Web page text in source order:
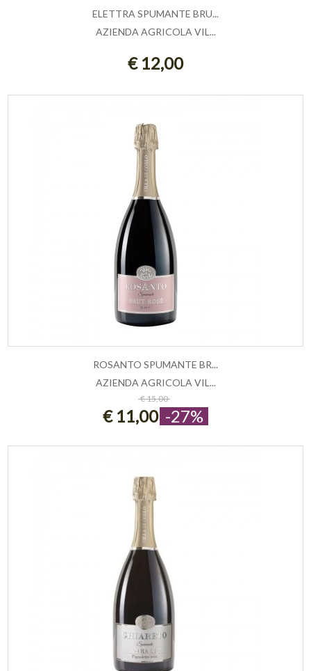
ESAURITO
ELETTRA SPUMANTE BRU...
AZIENDA AGRICOLA VIL...
€ 12,00
AGGIUNGI AL CARRELLO
ROSANTO SPUMANTE BR...
AZIENDA AGRICOLA VIL...
€ 15,00
€ 11,00 -27%